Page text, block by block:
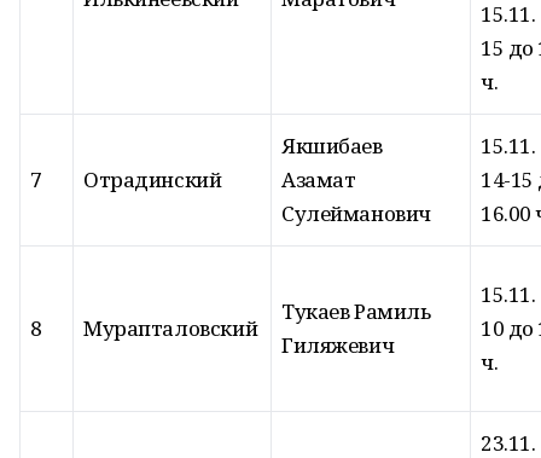
15.11.
15 до
ч.
7 Отрадинский
Якшибаев
Азамат
Сулейманович
15.11.
14-15
16.00
8 Мурапталовский
Тукаев Рамиль
Гиляжевич
15.11.
10 до
ч.
23.11.